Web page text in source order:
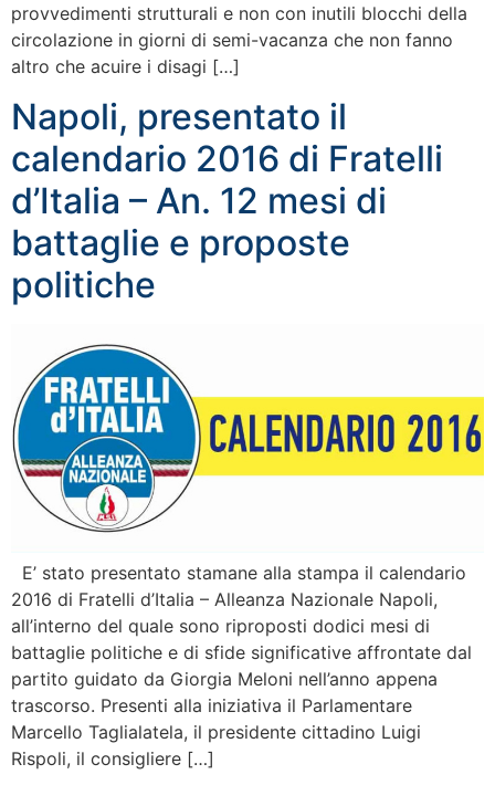
provvedimenti strutturali e non con inutili blocchi della
circolazione in giorni di semi-vacanza che non fanno
altro che acuire i disagi […]
Napoli, presentato il
calendario 2016 di Fratelli
d’Italia – An. 12 mesi di
battaglie e proposte
politiche
E’ stato presentato stamane alla stampa il calendario
2016 di Fratelli d’Italia – Alleanza Nazionale Napoli,
all’interno del quale sono riproposti dodici mesi di
battaglie politiche e di sfide significative affrontate dal
partito guidato da Giorgia Meloni nell’anno appena
trascorso. Presenti alla iniziativa il Parlamentare
Marcello Taglialatela, il presidente cittadino Luigi
Rispoli, il consigliere […]